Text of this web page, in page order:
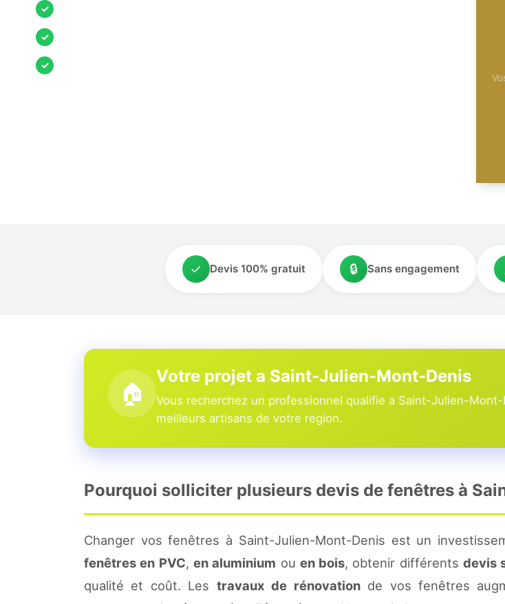
✓
✓
✓
✓ Devis 100% gratuit 🔒 Sans engagement
🏠
Votre projet a Saint-Julien-Mont-Denis
Vous recherchez un professionnel qualifie a Saint-Julien-
meilleurs artisans de votre region.
Pourquoi solliciter plusieurs devis de fenêtres à
Changer vos fenêtres à Saint-Julien-Mont-Denis est un
fenêtres en PVC, en aluminium ou en bois, obtenir différentsdevis
qualité et coût. Les travaux de rénovationde vos fenêtres